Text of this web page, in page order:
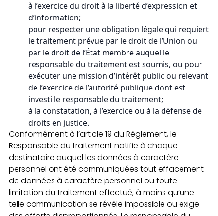
à l’exercice du droit à la liberté d’expression et
d’information;
pour respecter une obligation légale qui requiert
le traitement prévue par le droit de l’Union ou
par le droit de l’État membre auquel le
responsable du traitement est soumis, ou pour
exécuter une mission d’intérêt public ou relevant
de l’exercice de l’autorité publique dont est
investi le responsable du traitement;
à la constatation, à l’exercice ou à la défense de
droits en justice.
Conformément à l’article 19 du Règlement, le
Responsable du traitement notifie à chaque
destinataire auquel les données à caractère
personnel ont été communiquées tout effacement
de données à caractère personnel ou toute
limitation du traitement effectué, à moins qu’une
telle communication se révèle impossible ou exige